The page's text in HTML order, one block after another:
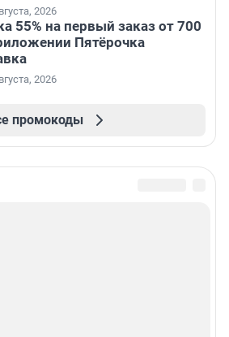
2026
55% на первый заказ от 700
Пятёрочка
2026
промокоды